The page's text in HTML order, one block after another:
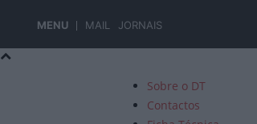
MENU MAIL JORNAIS
Sobre o DT
Contactos